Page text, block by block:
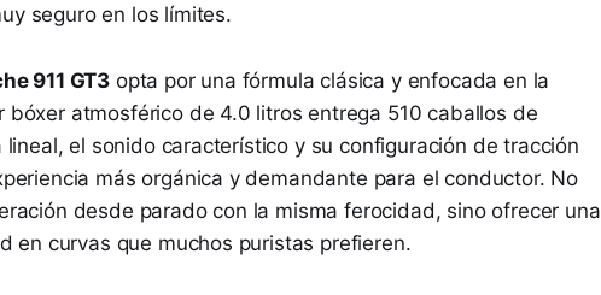
seguro en los límites.
911 GT3 opta por una fórmula clásica y enfocada en la
bóxer atmosférico de 4.0 litros entrega 510 caballos de
el sonido característico y su configuración de tracción
más orgánica y demandante para el conductor. No
desde parado con la misma ferocidad, sino ofrecer una
en curvas que muchos puristas prefieren.